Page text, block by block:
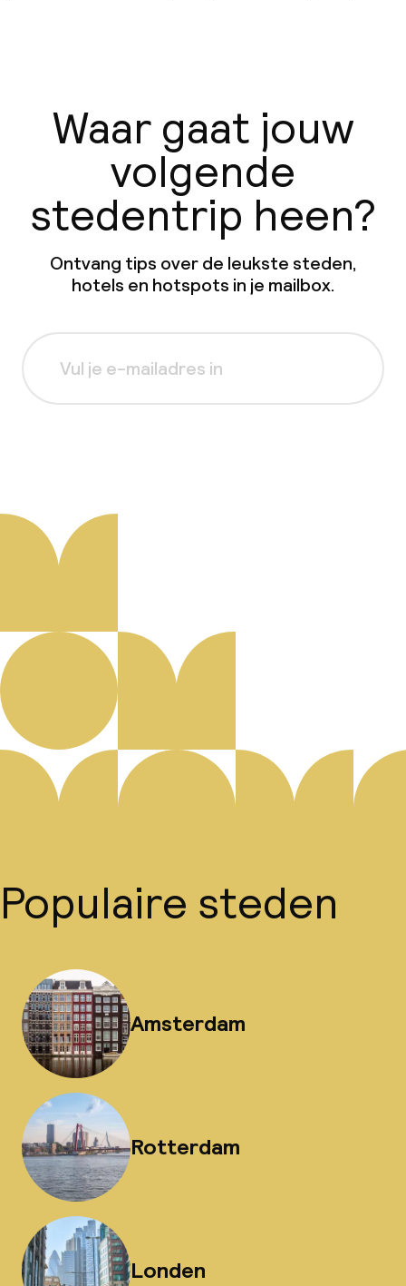
Waar gaat jouw
volgende
stedentrip heen?
Ontvang tips over de leukste steden,
hotels en hotspots in je mailbox.
Populaire steden
Amsterdam
Rotterdam
Londen